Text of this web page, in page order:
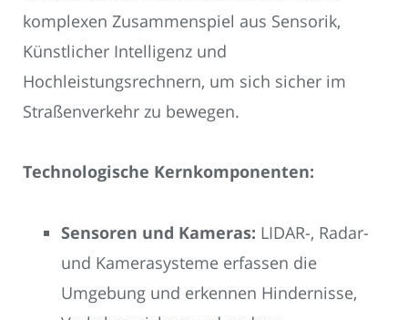
komplexen Zusammenspiel aus Sensorik,
Künstlicher Intelligenz und
Hochleistungsrechnern, um sich sicher im
Straßenverkehr zu bewegen.
Technologische Kernkomponenten:
Sensoren und Kameras: LIDAR-, Radar-
und Kamerasysteme erfassen die
Umgebung und erkennen Hindernisse,